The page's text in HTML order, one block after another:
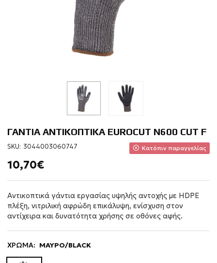
ΓΑΝΤΙΑ ΑΝΤΙΚΟΠΤΙΚΑ EUROCUT N600 CUT F
SKU: 3044003060747 Κατόπιν παραγγελίας
10,70€
Αντικοπτικά γάντια εργασίας υψηλής αντοχής με HDPE
πλέξη, νιτριλική αφρώδη επικάλυψη, ενίσχυση στον
αντίχειρα και δυνατότητα χρήσης σε οθόνες αφής.
ΧΡΩΜΑ: ΜΑΥΡΟ/BLACK